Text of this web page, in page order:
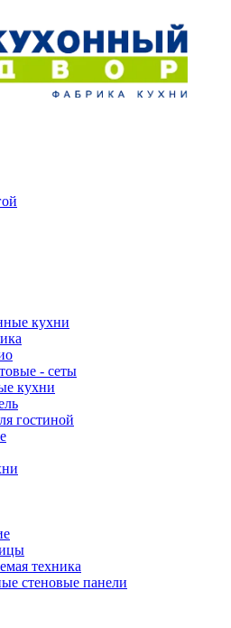
кухни
- сеты
кухни
гостиной
техника
стеновые панели